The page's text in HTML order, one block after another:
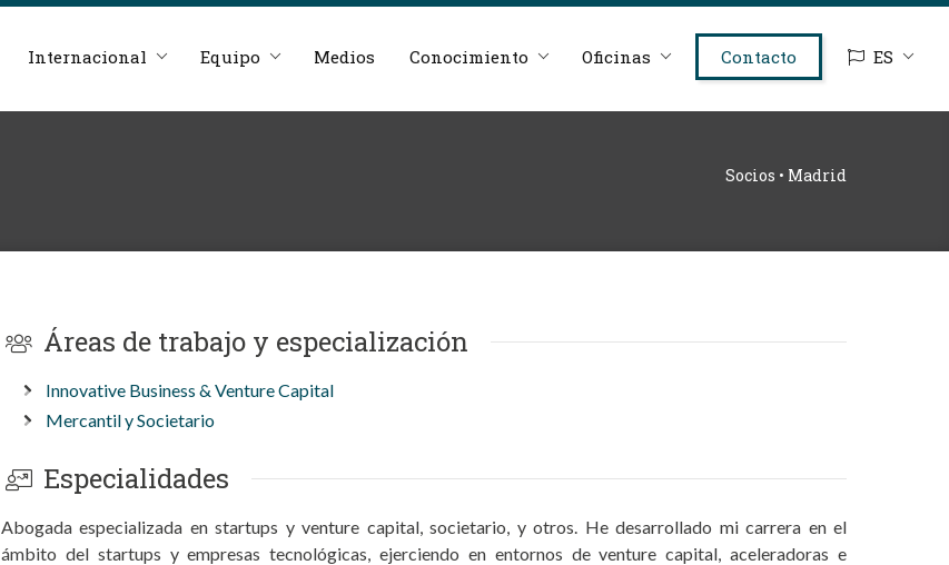
Internacional Equipo Medios Conocimiento Oficinas Contacto ES
Socios • Madrid
Áreas de trabajo y especialización
Innovative Business & Venture Capital
Mercantil y Societario
Especialidades
Abogada especializada en startups y venture capital, societario, y otros. He desarrollado mi carrera en el
ámbito del startups y empresas tecnológicas, ejerciendo en entornos de venture capital, aceleradoras e